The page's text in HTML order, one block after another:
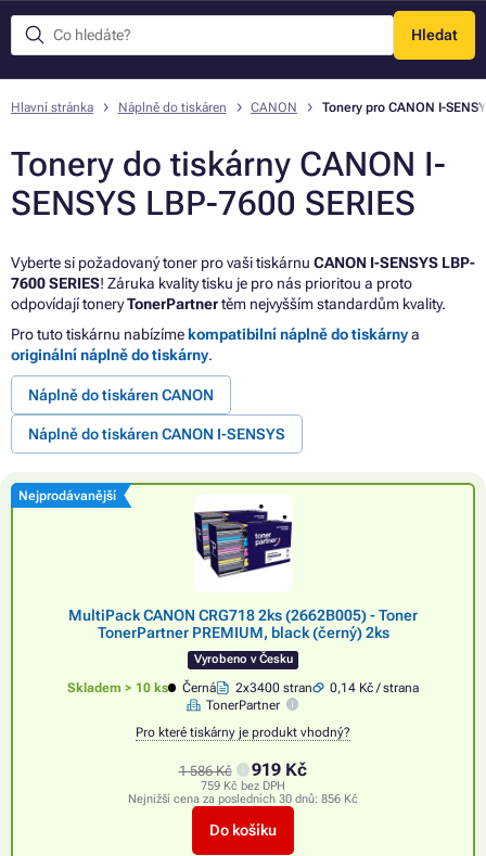
Hledat
Menu
Hlavní stránka Náplně do tiskáren CANON Tonery pro CANON I-
Tonery do tiskárny CANON I-
SENSYS LBP-7600 SERIES
Vyberte si požadovaný toner pro vaši tiskárnu CANON I-SENSYS LBP-
7600 SERIES! Záruka kvality tisku je pro nás prioritou a proto
odpovídají toneryTonerPartnertěm nejvyšším standardům kvality.
Pro tuto tiskárnu nabízíme kompatibilní náplně do tiskárnya
originální náplně do tiskárny.
Náplně do tiskáren CANON
Náplně do tiskáren CANON I-SENSYS
Nejprodávanější
MultiPack CANON CRG718 2ks (2662B005) - Toner
TonerPartner PREMIUM, black (černý) 2ks
Vyrobeno v Česku
Skladem > 10 ks Černá 2x3400 stran
0,14 Kč / strana
TonerPartner
Pro které tiskárny je produkt vhodný?
1 586 Kč 919 Kč
759 Kč bez DPH
Nejnižší cena za posledních 30 dnů: 856 Kč
Do košíku